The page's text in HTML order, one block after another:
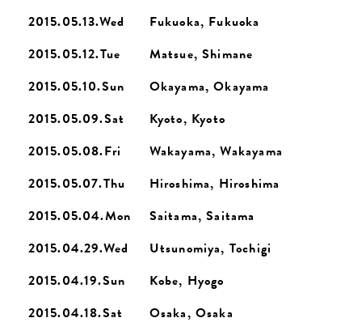
2015.05.13.Wed
Fukuoka, Fukuoka
2015.05.12.Tue
Matsue, Shimane
2015.05.10.Sun
Okayama, Okayama
2015.05.09.Sat
Kyoto, Kyoto
2015.05.08.Fri
Wakayama, Wakayama
2015.05.07.Thu
Hiroshima, Hiroshima
2015.05.04.Mon
Saitama, Saitama
2015.04.29.Wed
Utsunomiya, Tochigi
2015.04.19.Sun
Kobe, Hyogo
2015.04.18.Sat
Osaka, Osaka